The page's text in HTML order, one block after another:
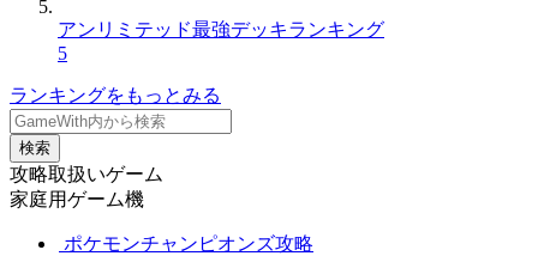
アンリミテッド最強デッキランキング
5
ランキングをもっとみる
検索
攻略取扱いゲーム
家庭用ゲーム機
ポケモンチャンピオンズ攻略